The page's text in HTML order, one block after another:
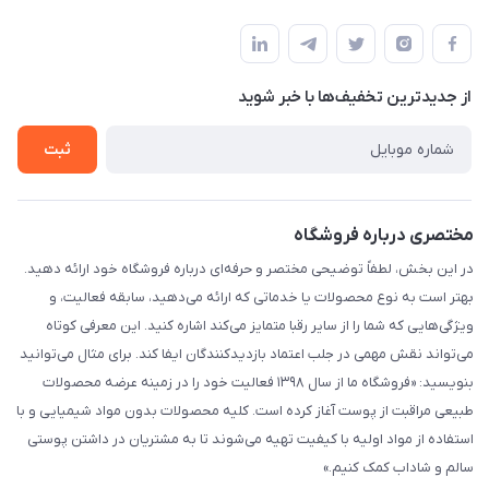
تجاری بین الحرمین - طبقه همکف - پلاک 99a
لیست محصولات
درباره ما
قوانین و مقررات
حریم خصوصی
راهنما
از جدید‌ترین تخفیف‌ها با‌ خبر شوید
ثبت
مختصری درباره فروشگاه
در این بخش، لطفاً توضیحی مختصر و حرفه‌ای درباره فروشگاه خود ارائه دهید.
بهتر است به نوع محصولات یا خدماتی که ارائه می‌دهید، سابقه فعالیت، و
ویژگی‌هایی که شما را از سایر رقبا متمایز می‌کند اشاره کنید. این معرفی کوتاه
می‌تواند نقش مهمی در جلب اعتماد بازدیدکنندگان ایفا کند. برای مثال می‌توانید
بنویسید: «فروشگاه ما از سال ۱۳۹۸ فعالیت خود را در زمینه عرضه محصولات
طبیعی مراقبت از پوست آغاز کرده است. کلیه محصولات بدون مواد شیمیایی و با
استفاده از مواد اولیه با کیفیت تهیه می‌شوند تا به مشتریان در داشتن پوستی
سالم و شاداب کمک کنیم.»